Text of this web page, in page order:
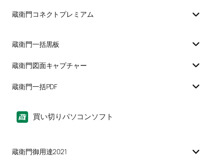
蔵衛門コネクトプレミアム
蔵衛門一括黒板
蔵衛門図面キャプチャー
蔵衛門一括PDF
買い切りパソコンソフト
蔵衛門御用達2021